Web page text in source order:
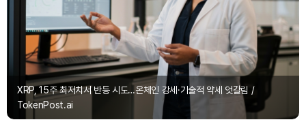
XRP, 15주 최저치서 반등 시도…온체인 강세·기술적 약세 엇갈림 /
TokenPost.ai